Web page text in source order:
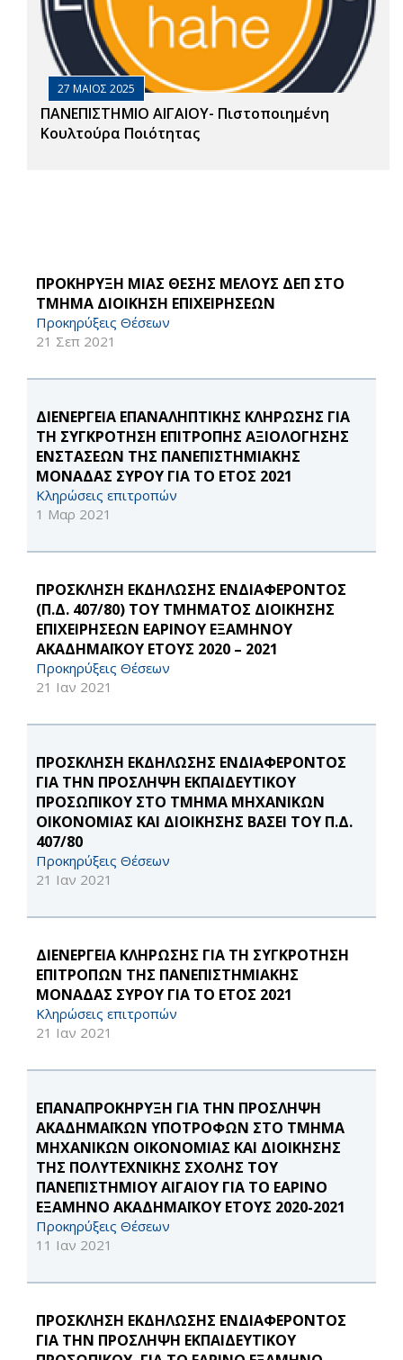
27 ΜΑΙΟΣ 2025
ΠΑΝΕΠΙΣΤΗΜΙΟ ΑΙΓΑΙΟΥ- Πιστοποιημένη
Κουλτούρα Ποιότητας
ΠΡΟΚΗΡΥΞΗ ΜΙΑΣ ΘΕΣΗΣ ΜΕΛΟΥΣ ΔΕΠ ΣΤΟ
ΤΜΗΜΑ ΔΙΟΙΚΗΣΗ ΕΠΙΧΕΙΡΗΣΕΩΝ
Προκηρύξεις Θέσεων
21 Σεπ 2021
ΔΙΕΝΕΡΓΕΙΑ ΕΠΑΝΑΛΗΠΤΙΚΗΣ ΚΛΗΡΩΣΗΣ ΓΙΑ
ΤΗ ΣΥΓΚΡΟΤΗΣΗ ΕΠΙΤΡΟΠΗΣ ΑΞΙΟΛΟΓΗΣΗΣ
ΕΝΣΤΑΣΕΩΝ ΤΗΣ ΠΑΝΕΠΙΣΤΗΜΙΑΚΗΣ
ΜΟΝΑΔΑΣ ΣΥΡΟΥ ΓΙΑ ΤΟ ΕΤΟΣ 2021
Κληρώσεις επιτροπών
1 Μαρ 2021
ΠΡΟΣΚΛΗΣΗ ΕΚΔΗΛΩΣΗΣ ΕΝΔΙΑΦΕΡΟΝΤΟΣ
(Π.Δ. 407/80) ΤΟΥ ΤΜΗΜΑΤΟΣ ΔΙΟΙΚΗΣΗΣ
ΕΠΙΧΕΙΡΗΣΕΩΝ ΕΑΡΙΝΟΥ ΕΞΑΜΗΝΟΥ
ΑΚΑΔΗΜΑΪΚΟΥ ΕΤΟΥΣ 2020 – 2021
Προκηρύξεις Θέσεων
21 Ιαν 2021
ΠΡΟΣΚΛΗΣΗ ΕΚΔΗΛΩΣΗΣ ΕΝΔΙΑΦΕΡΟΝΤΟΣ
ΓΙΑ ΤΗΝ ΠΡΟΣΛΗΨΗ ΕΚΠΑΙΔΕΥΤΙΚΟΥ
ΠΡΟΣΩΠΙΚΟΥ ΣΤΟ ΤΜΗΜΑ ΜΗΧΑΝΙΚΩΝ
ΟΙΚΟΝΟΜΙΑΣ ΚΑΙ ΔΙΟΙΚΗΣΗΣ ΒΑΣΕΙ ΤΟΥ Π.Δ.
407/80
Προκηρύξεις Θέσεων
21 Ιαν 2021
ΔΙΕΝΕΡΓΕΙΑ ΚΛΗΡΩΣΗΣ ΓΙΑ ΤΗ ΣΥΓΚΡΟΤΗΣΗ
ΕΠΙΤΡΟΠΩΝ ΤΗΣ ΠΑΝΕΠΙΣΤΗΜΙΑΚΗΣ
ΜΟΝΑΔΑΣ ΣΥΡΟΥ ΓΙΑ ΤΟ ΕΤΟΣ 2021
Κληρώσεις επιτροπών
21 Ιαν 2021
ΕΠΑΝΑΠΡΟΚΗΡΥΞΗ ΓΙΑ ΤΗΝ ΠΡΟΣΛΗΨΗ
ΑΚΑΔΗΜΑΪΚΩΝ ΥΠΟΤΡΟΦΩΝ ΣΤΟ ΤΜΗΜΑ
ΜΗΧΑΝΙΚΩΝ ΟΙΚΟΝΟΜΙΑΣ ΚΑΙ ΔΙΟΙΚΗΣΗΣ
ΤΗΣ ΠΟΛΥΤΕΧΝΙΚΗΣ ΣΧΟΛΗΣ ΤΟΥ
ΠΑΝΕΠΙΣΤΗΜΙΟΥ ΑΙΓΑΙΟΥ ΓΙΑ ΤΟ ΕΑΡΙΝΟ
ΕΞΑΜΗΝΟ ΑΚΑΔΗΜΑΪΚΟΥ ΕΤΟΥΣ 2020-2021
Προκηρύξεις Θέσεων
11 Ιαν 2021
ΠΡΟΣΚΛΗΣΗ ΕΚΔΗΛΩΣΗΣ ΕΝΔΙΑΦΕΡΟΝΤΟΣ
ΓΙΑ ΤΗΝ ΠΡΟΣΛΗΨΗ ΕΚΠΑΙΔΕΥΤΙΚΟΥ